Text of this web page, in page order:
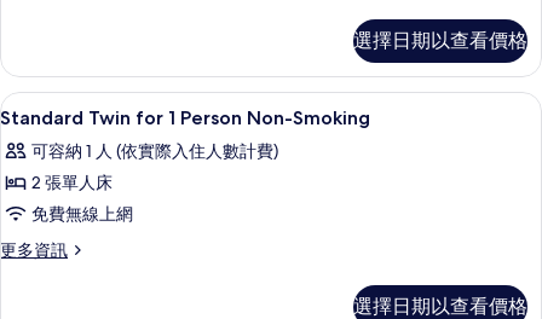
的
所
有
相
片
for
Person
的
詳
選擇日期以查看價格
顯
示
Standard
Twin
for
1
1
Standard Twin for 1 Person Non-Smoking
可容納 1 人 (依實際入住人數計費)
2 張單人床
免費無線上網
更多資訊
更
選擇日期以查看價格